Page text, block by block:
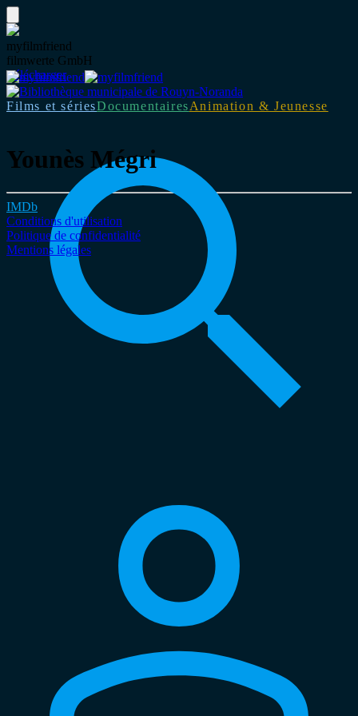
myfilmfriend
filmwerte GmbH
Télécharger
Films et sériesDocumentairesAnimation & Jeunesse
Younès Mégri
IMDb
Conditions d'utilisation
Politique de confidentialité
Mentions légales